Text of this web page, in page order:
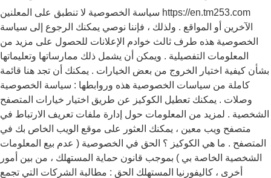
https://en.tm253.com سياسة الخصوصية لا تنطبق على المعلنين
الآخرين أو المواقع . ولذلك ، فإننا نوصي يمكنك الرجوع إلى سياسة
الخصوصية هذه طرف ثالث خوادم الإعلانات للحصول على مزيد من
المعلومات التفصيلية . ويمكن أن يشمل ذلك ممارساتها وتعليماتها
بشأن كيفية اختيار الخروج من بعض الخيارات . يمكنك أن تجد هنا قائمة
كاملة من سياسات الخصوصية هذه وروابطها : سياسة الخصوصية
وصلات . يمكنك تعطيل الكوكيز عن طريق اختيار خيارات المتصفح
الشخصية . لمزيد من المعلومات حول إدارة ملفات تعريف الارتباط في
متصفح ويب معين ، يمكنك العثور على موقع الويب الخاص بك في
المتصفح . ما هي الكوكيز ؟ الحق في الخصوصية ( عدم بيع المعلومات
الشخصية الخاصة بي ) بموجب قانون حماية المستهلك ، من بين أمور
أخرى ، كاليفورنيا المستهلك الحق : مطالبة الشركات التي تجمع